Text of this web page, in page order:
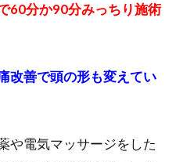
60分か90分みっちり施術
改善で頭の形も変えてい
や電気マッサージをした